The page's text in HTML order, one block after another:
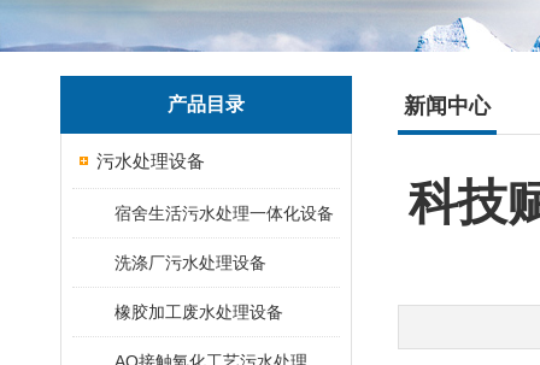
产品目录
污水处理设备
宿舍生活污水处理一体化设备
洗涤厂污水处理设备
橡胶加工废水处理设备
新闻中心
科技